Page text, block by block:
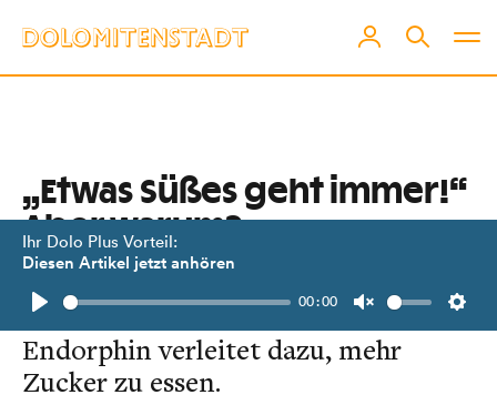
Ihr Dolo Plus Vorteil:
Diesen Artikel jetzt anhören
Play
00:00
Unmute
„Etwas Süßes geht immer!“
Aber warum?
Der sogenannte „Dessertmagen“ ist
im Gehirn verankert. Das ß-
Endorphin verleitet dazu, mehr
Zucker zu essen.